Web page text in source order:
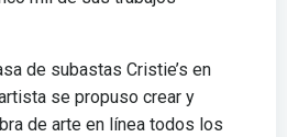
de subastas Cristie’s en
se propuso crear y
de arte en línea todos los